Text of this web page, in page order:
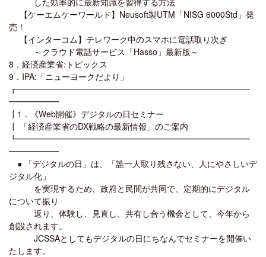
【ケーエムケーワールド】Neusoft製UTM「NISG 6000Std」発
売！
【インターコム】テレワーク中のスマホに電話取り次ぎ
～クラウド電話サービス「Hasso」最新版～
8．経済産業省:トピックス
9．IPA:「ニューヨークだより」
┏━━━━━━━━━━━━━━━━━━━━━━━━━━━━
━━━━━━
┃1．《Web開催》デジタルの日セミナー
┃ 「経済産業省のDX戦略の最新情報」のご案内
┗━━━━━━━━━━━━━━━━━━━━━━━━━━━━
━━━━━━
● 「デジタルの日」は、「誰一人取り残さない、人にやさしいデ
ジタル化」
を実現するため、政府と民間が共同で、定期的にデジタル
について振り
返り、体験し、見直し、共有し合う機会として、今年から
創設されます。
JCSSAとしてもデジタルの日にちなんでセミナーを開催い
たします。